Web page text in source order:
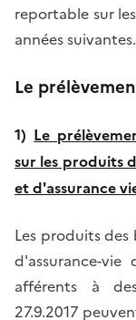
reportable sur
années suivantes.
Le
1) Le
sur les produits
et d'assurance
Les produits
d'assurance-
afférents à
27.9.2017